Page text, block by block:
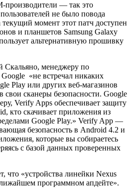
производители — так это
не было повода
момент этот патч доступен
и планшетов Samsung Galaxy
альтернативную прошивку
Скальяно, менеджеру по
«не встречал никаких
Play или других веб-магазинов
свои сканеры безопасности. Google
Verify Apps обеспечивает защиту
кто скачивает приложения из
Google Play.» Verify App —
безопасность в Android 4.2 и
которые вы собираетесь
с базой данных проверенных
что «устройства линейки Nexus
программном апдейте».